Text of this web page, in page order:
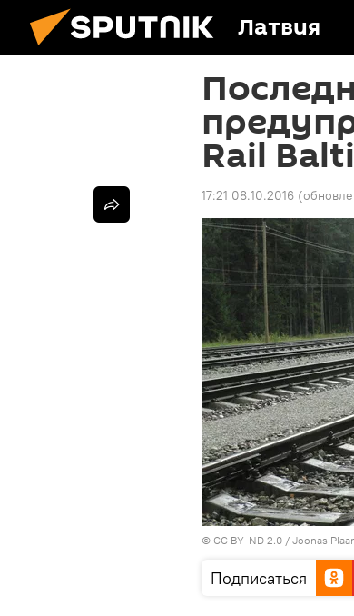
Латвия
Rail
17:21 08.10.2016
© CC BY-ND 2.0 / Joonas
Подписаться